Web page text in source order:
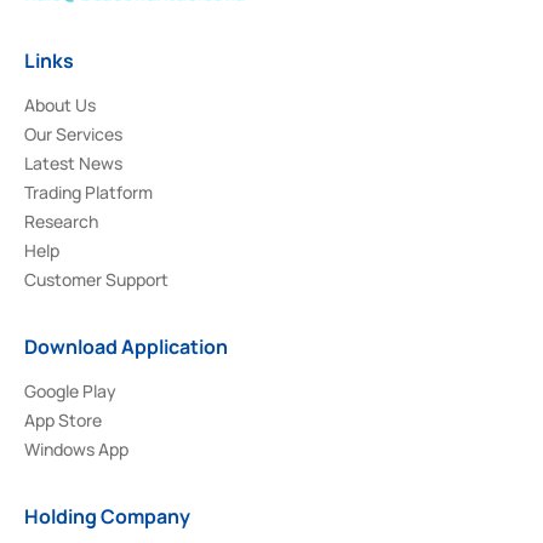
Links
About Us
Our Services
Latest News
Trading Platform
Research
Help
Customer Support
Download Application
Google Play
App Store
Windows App
Holding Company